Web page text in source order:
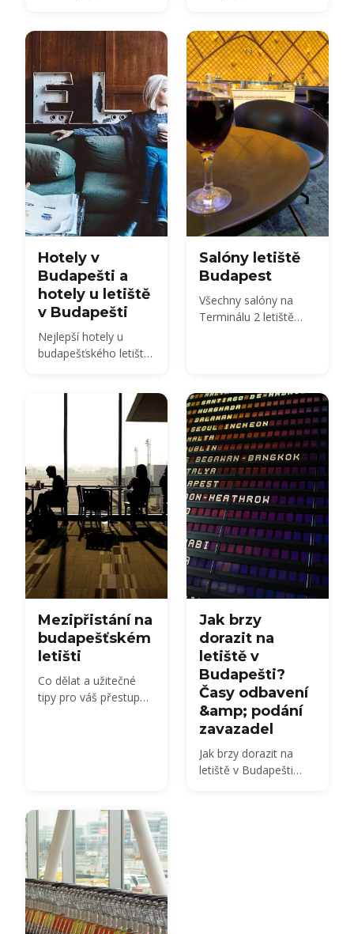
Hotely v
Budapešti a
hotely u letiště
v Budapešti
Nejlepší hotely u
budapešťského letiště
Salóny letiště
Budapest
Všechny salóny na
Terminálu 2 letiště
salóny Mastercard a
Tungsram a služba
bud:vip — s cenami
vstupu zdarma 2026,
otevírací doba a
přístupu Priority Pass.
Mezipřistání na
budapešťském
letišti
Co dělat a užitečné
tipy pro váš přestup
Jak brzy
dorazit na
letiště v
Budapešti?
Časy odbavení
&amp; podání
zavazadel
Jak brzy dorazit na
letiště v Budapešti